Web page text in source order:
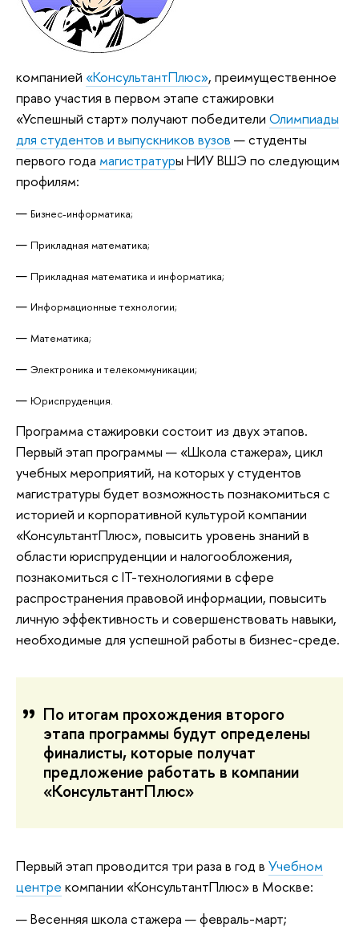
компанией «КонсультантПлюс», преимущественное
право участия в первом этапе стажировки
«Успешный старт» получают победители Олимпиады
для студентов и выпускников вузов — студенты
первого года магистратуры НИУ ВШЭ по следующим
профилям:
Бизнес-информатика;
Прикладная математика;
Прикладная математика и информатика;
Информационные технологии;
Математика;
Электроника и телекоммуникации;
Юриспруденция.
Программа стажировки состоит из двух этапов.
Первый этап программы — «Школа стажера», цикл
учебных мероприятий, на которых у студентов
магистратуры будет возможность познакомиться с
историей и корпоративной культурой компании
«КонсультантПлюс», повысить уровень знаний в
области юриспруденции и налогообложения,
познакомиться с IT-технологиями в сфере
распространения правовой информации, повысить
личную эффективность и совершенствовать навыки,
необходимые для успешной работы в бизнес-среде.
По итогам прохождения второго
этапа программы будут определены
финалисты, которые получат
предложение работать в компании
«КонсультантПлюс»
Первый этап проводится три раза в год в Учебном
центре компании «КонсультантПлюс» в Москве:
Весенняя школа стажера — февраль-март;